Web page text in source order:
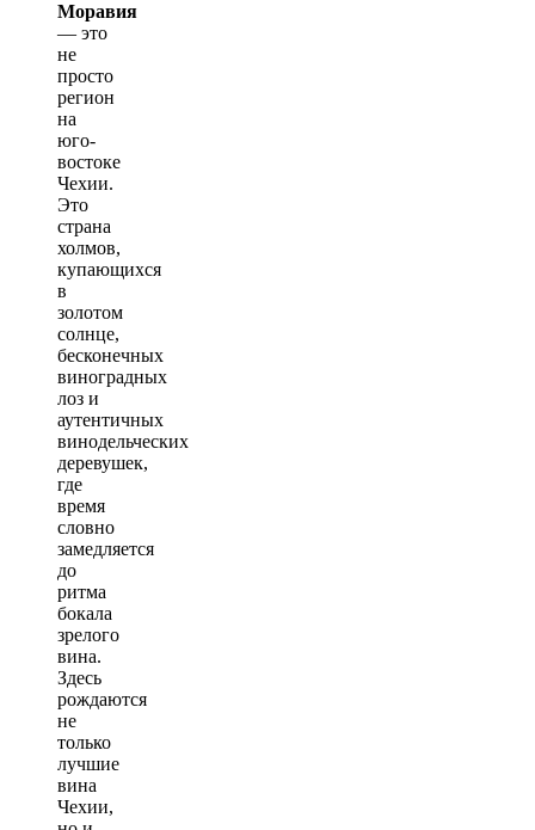
Моравия
— это
не
просто
регион
на
юго-
востоке
Чехии.
Это
страна
холмов,
купающихся
в
золотом
солнце,
бесконечных
виноградных
лоз и
аутентичных
винодельческих
деревушек,
где
время
словно
замедляется
до
ритма
бокала
зрелого
вина.
Здесь
рождаются
не
только
лучшие
вина
Чехии,